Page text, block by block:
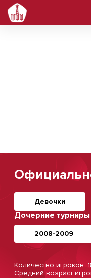
Девочки
Дочерние турниры
2008-2009
Количество игроков:
Средний возраст